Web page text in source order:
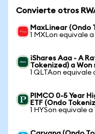
Convierte otros
MaxLinear (Ondo
1 MXLon equivale
iShares Aaa - A
Tokenized) a
1 QLTAon
PIMCO 0-5 Year
ETF (Ondo
1 HYSon equivale